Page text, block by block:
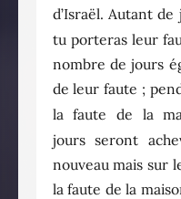
d’Israël. Autant
tu porteras leur
nombre de jours
de leur faute ;
la faute de la
jours seront
nouveau mais sur
la faute de la